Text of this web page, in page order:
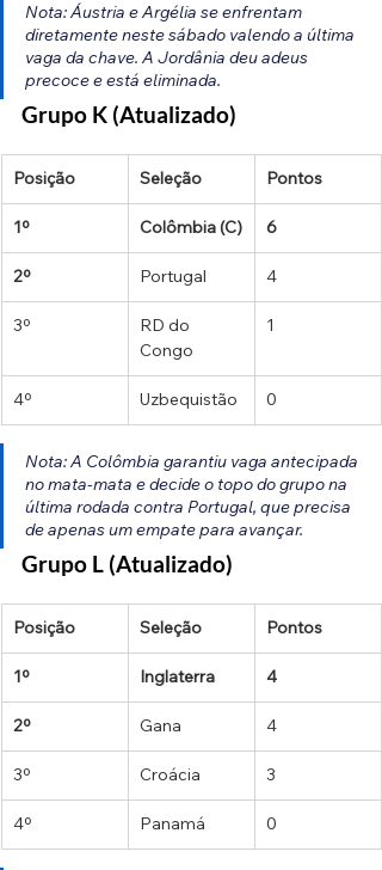
Nota: Áustria e Argélia se enfrentam
diretamente neste sábado valendo a última
vaga da chave. A Jordânia deu adeus
precoce e está eliminada.
Grupo K (Atualizado)
Posição Seleção Pontos
1º Colômbia (C) 6
2º Portugal 4
3º
RD do
Congo
1
4º Uzbequistão 0
Nota: A Colômbia garantiu vaga antecipada
no mata-mata e decide o topo do grupo na
última rodada contra Portugal, que precisa
de apenas um empate para avançar.
Grupo L (Atualizado)
Posição Seleção Pontos
1º Inglaterra 4
2º Gana 4
3º Croácia 3
4º Panamá 0